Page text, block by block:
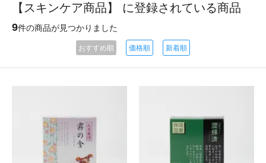
【スキンケア商品】 に登録されている商品
9件の商品が見つかりました
おすすめ順 価格順 新着順